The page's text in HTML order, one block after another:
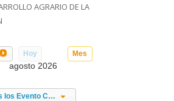
AGRARIO DE LA
Hoy Mes
agosto 2026
Todos los Evento Categories